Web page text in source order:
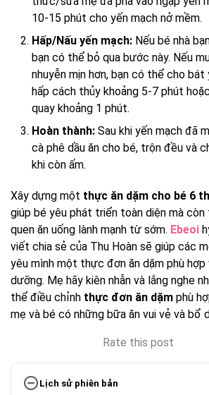
10-15 phút cho yến mạch nở mềm.
Hấp/Nấu yến mạch: Nếu bé nhà
bạn có thể bỏ qua bước này. Nếu
nhuyễn mịn hơn, bạn có thể cho bát
hấp cách thủy khoảng 5-7 phút
quay khoảng 1 phút.
Hoàn thành: Sau khi yến mạch đã
cà phê dầu ăn cho bé, trộn đều và
khi còn ấm.
Xây dựng một thực ăn dặm cho bé 6
giúp bé yêu phát triển toàn diện mà
quen ăn uống lành mạnh từ sớm. Ebeoi
viết chia sẻ của Thu Hoàn sẽ giúp các
yêu mình một thực đơn ăn dặm phù hợp
dưỡng. Mẹ hãy kiên nhẫn và lắng nghe
thể điều chỉnh thực đơn ăn dặm phù
mẹ và bé có những bữa ăn vui vẻ và bổ
Rate this post
Lịch sử phiên bản